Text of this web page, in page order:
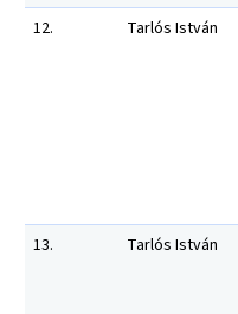
12.
Tarlós István
13.
Tarlós István